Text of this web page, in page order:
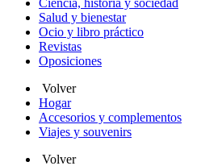
Ciencia, historia y sociedad
Salud y bienestar
Ocio y libro práctico
Revistas
Oposiciones
Volver
Hogar
Accesorios y complementos
Viajes y souvenirs
Volver